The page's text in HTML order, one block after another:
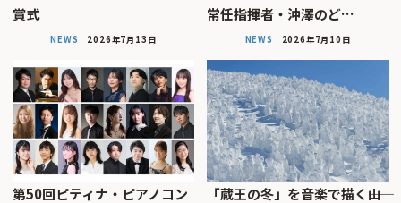
賞式
NEWS 2026年7月13日
常任指揮者・沖澤のど…
NEWS 2026年7月10日
第50回ピティナ・ピアノコン
「蔵王の冬」を音楽で描く――山